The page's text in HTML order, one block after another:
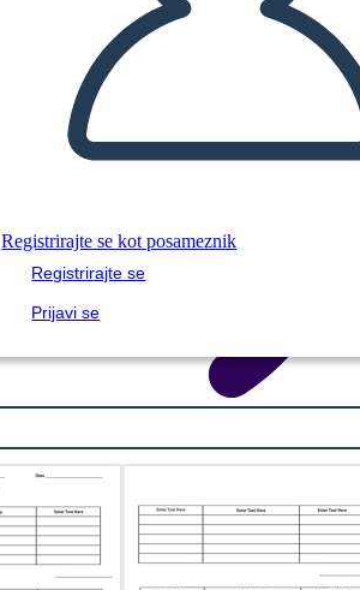
Registrirajte se kot posameznik
Registrirajte se
Prijavi se